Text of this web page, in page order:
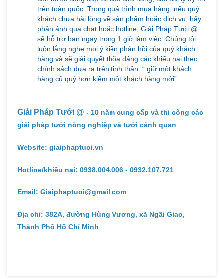
trên toàn quốc. Trong quá trình mua hàng, nếu quý
khách chưa hài lòng về sản phẩm hoặc dịch vụ, hãy
phản ánh qua chat hoặc hotline, Giải Pháp Tưới @
sẽ hỗ trợ bạn ngay trong 1 giờ làm việc. Chúng tôi
luôn lắng nghe mọi ý kiến phản hồi của quý khách
hàng và sẽ giải quyết thõa đáng các khiếu nại theo
chính sách đưa ra trên tinh thần: “ giữ một khách
hàng cũ quý hơn kiếm một khách hàng mới”.
Giải Pháp Tưới @ - 10 năm cung cấp và thi công các
giải pháp tưới nông nghiệp và tưới cảnh quan
Website: giaiphaptuoi.vn
Hotline/khiếu nại: 0938.004.006 - 0932.107.721
Email: Giaiphaptuoi@gmail.com
Địa chỉ: 382A, đường Hùng Vương, xã Ngãi Giao,
Thành Phố Hồ Chí Minh